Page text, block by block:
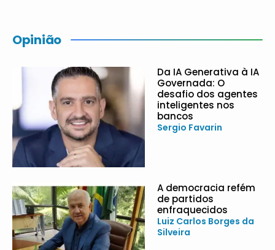
Opinião
Da IA Generativa à IA
Governada: O
desafio dos agentes
inteligentes nos
bancos
Sergio Favarin
A democracia refém
de partidos
enfraquecidos
Luiz Carlos Borges da
Silveira